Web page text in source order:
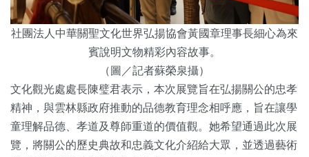
社團法人中華關聖文化世界弘揚協會黃國章理事長細心為來
賓說明文物精彩內容故事。
（圖／記者蘇榮泉攝）
文化觀光處處長陳璧君表示，本次展覽旨在弘揚關公的忠孝
精神，與雲林縣政府推動的品德教育理念相呼應，旨在讓學
童理解品德、孝道及尊師重道的價值觀。她希望通過此次展
覽，將關公的歷史典故和忠義文化介紹給大眾，並透過藝術